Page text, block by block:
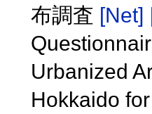
布調査 [Net]
Urbanized
Hokkaido